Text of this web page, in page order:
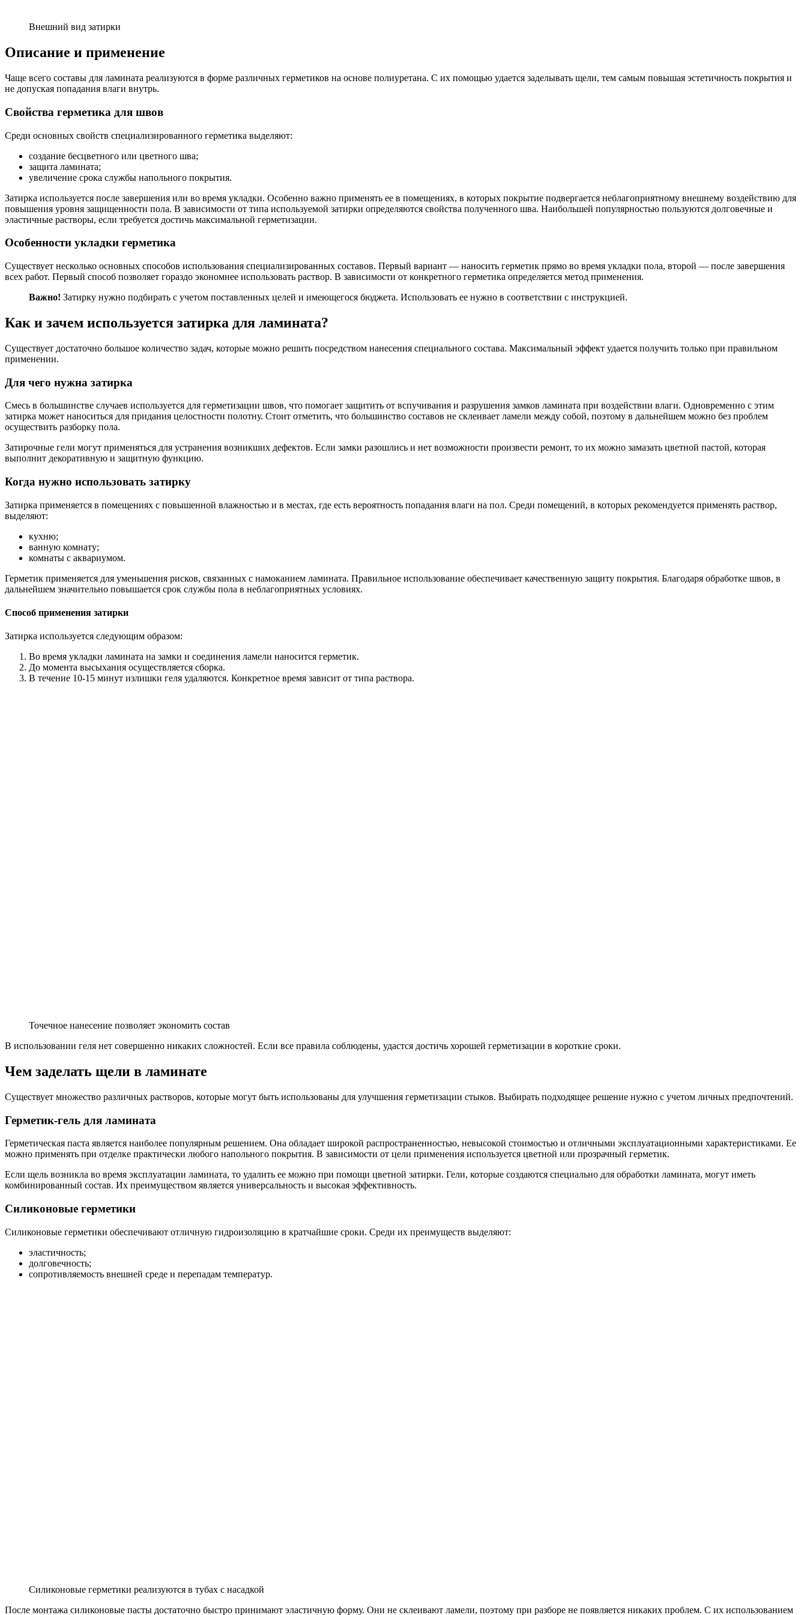
Внешний вид затирки
Описание и применение
Чаще всего составы для ламината реализуются в форме различных герметиков на основе полиуретана. С их помощью удается заделывать щели, тем самым повышая эстетичность покрытия и
не допуская попадания влаги внутрь.
Свойства герметика для швов
Среди основных свойств специализированного герметика выделяют:
создание бесцветного или цветного шва;
защита ламината;
увеличение срока службы напольного покрытия.
Затирка используется после завершения или во время укладки. Особенно важно применять ее в помещениях, в которых покрытие подвергается неблагоприятному внешнему воздействию для
повышения уровня защищенности пола. В зависимости от типа используемой затирки определяются свойства полученного шва. Наибольшей популярностью пользуются долговечные и
эластичные растворы, если требуется достичь максимальной герметизации.
Особенности укладки герметика
Существует несколько основных способов использования специализированных составов. Первый вариант — наносить герметик прямо во время укладки пола, второй — после завершения
всех работ. Первый способ позволяет гораздо экономнее использовать раствор. В зависимости от конкретного герметика определяется метод применения.
Важно! Затирку нужно подбирать с учетом поставленных целей и имеющегося бюджета. Использовать ее нужно в соответствии с инструкцией.
Как и зачем используется затирка для ламината?
Существует достаточно большое количество задач, которые можно решить посредством нанесения специального состава. Максимальный эффект удается получить только при правильном
применении.
Для чего нужна затирка
Смесь в большинстве случаев используется для герметизации швов, что помогает защитить от вспучивания и разрушения замков ламината при воздействии влаги. Одновременно с этим
затирка может наноситься для придания целостности полотну. Стоит отметить, что большинство составов не склеивает ламели между собой, поэтому в дальнейшем можно без проблем
осуществить разборку пола.
Затирочные гели могут применяться для устранения возникших дефектов. Если замки разошлись и нет возможности произвести ремонт, то их можно замазать цветной пастой, которая
выполнит декоративную и защитную функцию.
Когда нужно использовать затирку
Затирка применяется в помещениях с повышенной влажностью и в местах, где есть вероятность попадания влаги на пол. Среди помещений, в которых рекомендуется применять раствор,
выделяют:
кухню;
ванную комнату;
комнаты с аквариумом.
Герметик применяется для уменьшения рисков, связанных с намоканием ламината. Правильное использование обеспечивает качественную защиту покрытия. Благодаря обработке швов, в
дальнейшем значительно повышается срок службы пола в неблагоприятных условиях.
Способ применения затирки
Затирка используется следующим образом:
Во время укладки ламината на замки и соединения ламели наносится герметик.
До момента высыхания осуществляется сборка.
В течение 10-15 минут излишки геля удаляются. Конкретное время зависит от типа раствора.
Точечное нанесение позволяет экономить состав
В использовании геля нет совершенно никаких сложностей. Если все правила соблюдены, удастся достичь хорошей герметизации в короткие сроки.
Чем заделать щели в ламинате
Существует множество различных растворов, которые могут быть использованы для улучшения герметизации стыков. Выбирать подходящее решение нужно с учетом личных предпочтений.
Герметик-гель для ламината
Герметическая паста является наиболее популярным решением. Она обладает широкой распространенностью, невысокой стоимостью и отличными эксплуатационными характеристиками. Ее
можно применять при отделке практически любого напольного покрытия. В зависимости от цели применения используется цветной или прозрачный герметик.
Если щель возникла во время эксплуатации ламината, то удалить ее можно при помощи цветной затирки. Гели, которые создаются специально для обработки ламината, могут иметь
комбинированный состав. Их преимуществом является универсальность и высокая эффективность.
Силиконовые герметики
Силиконовые герметики обеспечивают отличную гидроизоляцию в кратчайшие сроки. Среди их преимуществ выделяют:
эластичность;
долговечность;
сопротивляемость внешней среде и перепадам температур.
Силиконовые герметики реализуются в тубах с насадкой
После монтажа силиконовые пасты достаточно быстро принимают эластичную форму. Они не склеивают ламели, поэтому при разборе не появляется никаких проблем. С их использованием